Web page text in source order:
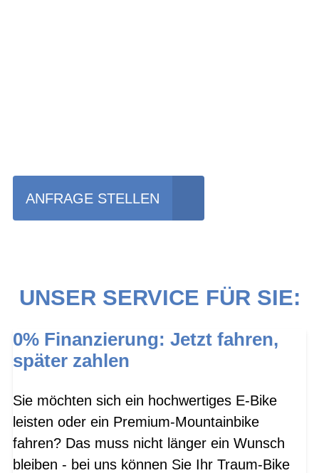
ANFRAGE STELLEN
UNSER SERVICE FÜR SIE:
0% Finanzierung: Jetzt fahren,
später zahlen
Sie möchten sich ein hochwertiges E-Bike
leisten oder ein Premium-Mountainbike
fahren? Das muss nicht länger ein Wunsch
bleiben - bei uns können Sie Ihr Traum-Bike